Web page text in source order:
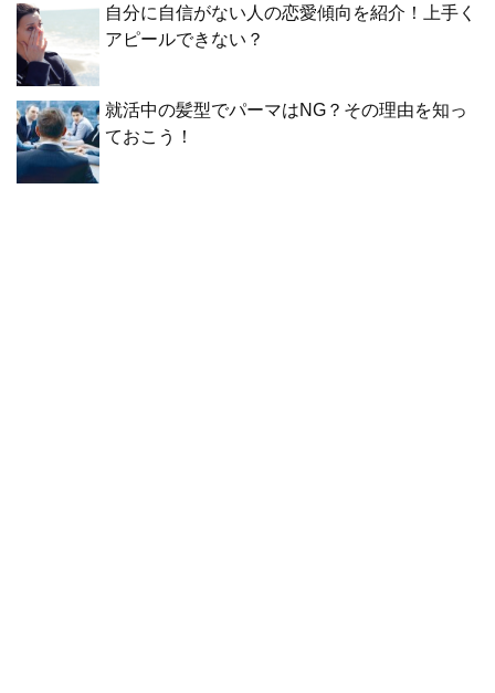
自分に自信がない人の恋愛傾向を紹介！上手く
アピールできない？
就活中の髪型でパーマはNG？その理由を知っ
ておこう！